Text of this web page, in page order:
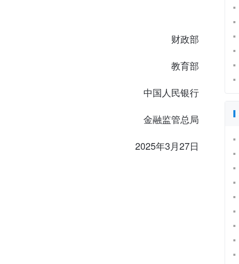
财政部
教育部
中国人民银行
金融监管总局
2025年3月27日